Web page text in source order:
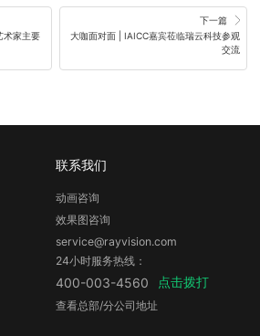
术家主要
下一篇
大咖面对面 | IAICC嘉宾莅临瑞云科技参观
交流
联系我们
动画咨询
效果图咨询
service@rayvision.com
24小时服务热线：
400-003-4560 点击拨打
查看总部/分公司地址